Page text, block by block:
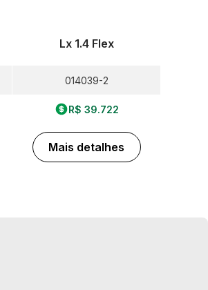
Lx 1.4 Flex
014039-2
R$ 39.722
Mais detalhes